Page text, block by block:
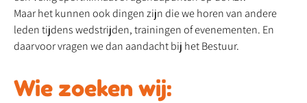
Maar het kunnen ook dingen zijn die we horen van andere
leden tijdens wedstrijden, trainingen of evenementen. En
daarvoor vragen we dan aandacht bij het Bestuur.
Wie zoeken wij: